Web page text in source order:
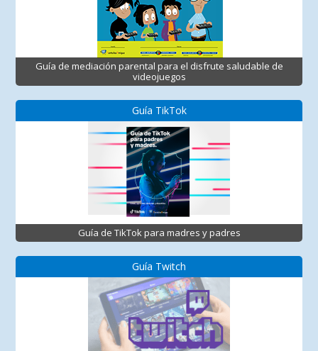
Guía de mediación parental para el disfrute saludable de
videojuegos
Guía TikTok
Guía de TikTok para madres y padres
Guía Twitch